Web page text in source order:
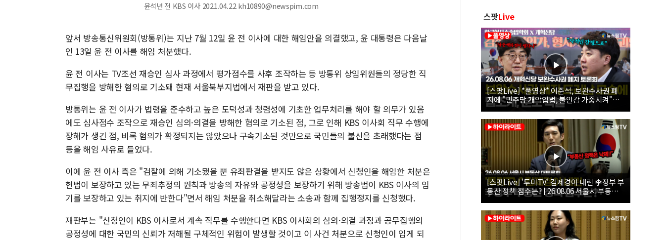
윤석년 전 KBS 이사 2021.04.22 kh10890@newspim.com
앞서 방송통신위원회(방통위)는 지난 7월 12일 윤 전 이사에 대한 해임안을 의결했고, 윤 대통령은 다음날
인 13일 윤 전 이사를 해임 처분했다.
윤 전 이사는 TV조선 재승인 심사 과정에서 평가점수를 사후 조작하는 등 방통위 상임위원들의 정당한 직
무집행을 방해한 혐의로 기소돼 현재 서울북부지법에서 재판을 받고 있다.
방통위는 윤 전 이사가 법령을 준수하고 높은 도덕성과 청렴성에 기초한 업무처리를 해야 할 의무가 있음
에도 심사점수 조작으로 재승인 심의·의결을 방해한 혐의로 기소된 점, 그로 인해 KBS 이사회 직무 수행에
장해가 생긴 점, 비록 혐의가 확정되지는 않았으나 구속기소된 것만으로 국민들의 불신을 초래했다는 점
등을 해임 사유로 들었다.
이에 윤 전 이사 측은 "검찰에 의해 기소됐을 뿐 유죄판결을 받지도 않은 상황에서 신청인을 해임한 처분은
헌법이 보장하고 있는 무죄추정의 원칙과 방송의 자유와 공정성을 보장하기 위해 방송법이 KBS 이사의 임
기를 보장하고 있는 취지에 반한다"면서 해임 처분을 취소해달라는 소송과 함께 집행정지를 신청했다.
재판부는 "신청인이 KBS 이사로서 계속 직무를 수행한다면 KBS 이사회의 심의·의결 과정과 공무집행의
공정성에 대한 국민의 신뢰가 저해될 구체적인 위험이 발생할 것이고 이 사건 처분으로 신청인이 입게 되
스팟Live
[스팟Live] *풀영상* 이준석, 보완수사권 폐
지에 "민주당 개악입법, 불안감 가중시켜"｜
26.08.06 개혁신당 보완수사권 폐지 토론회
[스팟Live] '투미TV' 김제경이 내린 李정부 부
동산 정책 점수는? | 26.08.06 서울시 부동산
대토론회